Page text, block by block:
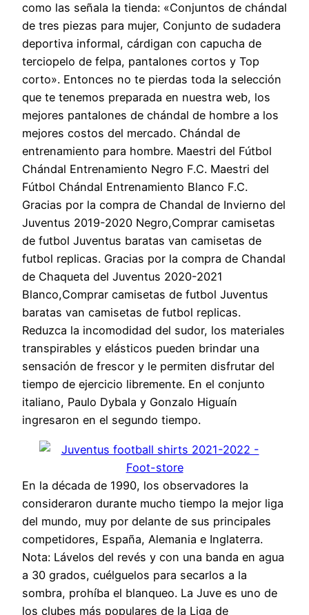
como las señala la tienda: «Conjuntos de chándal
de tres piezas para mujer, Conjunto de sudadera
deportiva informal, cárdigan con capucha de
terciopelo de felpa, pantalones cortos y Top
corto». Entonces no te pierdas toda la selección
que te tenemos preparada en nuestra web, los
mejores pantalones de chándal de hombre a los
mejores costos del mercado. Chándal de
entrenamiento para hombre. Maestri del Fútbol
Chándal Entrenamiento Negro F.C. Maestri del
Fútbol Chándal Entrenamiento Blanco F.C.
Gracias por la compra de Chandal de Invierno del
Juventus 2019-2020 Negro,Comprar camisetas
de futbol Juventus baratas van camisetas de
futbol replicas. Gracias por la compra de Chandal
de Chaqueta del Juventus 2020-2021
Blanco,Comprar camisetas de futbol Juventus
baratas van camisetas de futbol replicas.
Reduzca la incomodidad del sudor, los materiales
transpirables y elásticos pueden brindar una
sensación de frescor y le permiten disfrutar del
tiempo de ejercicio libremente. En el conjunto
italiano, Paulo Dybala y Gonzalo Higuaín
ingresaron en el segundo tiempo.
En la década de 1990, los observadores la
consideraron durante mucho tiempo la mejor liga
del mundo, muy por delante de sus principales
competidores, España, Alemania e Inglaterra.
Nota: Lávelos del revés y con una banda en agua
a 30 grados, cuélguelos para secarlos a la
sombra, prohíba el blanqueo. La Juve es uno de
los clubes más populares de la Liga de